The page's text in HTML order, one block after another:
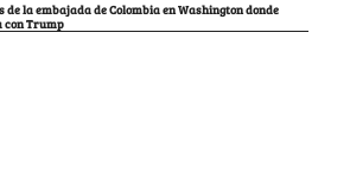
de la embajada de Colombia en Washington donde
con Trump